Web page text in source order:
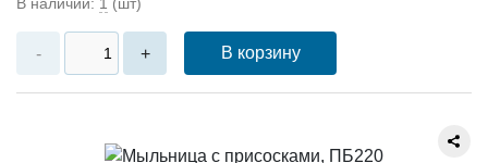
- + В корзину